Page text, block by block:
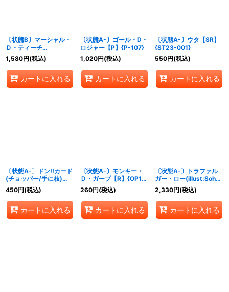
〔状態B〕マーシャル・
Ｄ・ティーチ
(illust:Akanegumo)
【P】{P-100}
1,580円(税込)
カートに入れる
〔状態A-〕ゴール・D・
ロジャー【P】{P-107}
1,020円(税込)
カートに入れる
〔状態A-〕ウタ【SR】
{ST23-001}
550円(税込)
カートに入れる
〔状態A-〕ドン!!カード
(チョッパー/手に枝)
【-】{-}
450円(税込)
カートに入れる
〔状態A-〕モンキー・
Ｄ・ガープ【R】{OP13-
016}
260円(税込)
カートに入れる
〔状態A-〕トラファル
ガー・ロー(illust:Sohei
Koji)【UC】{OP12-
106}
2,330円(税込)
カートに入れる